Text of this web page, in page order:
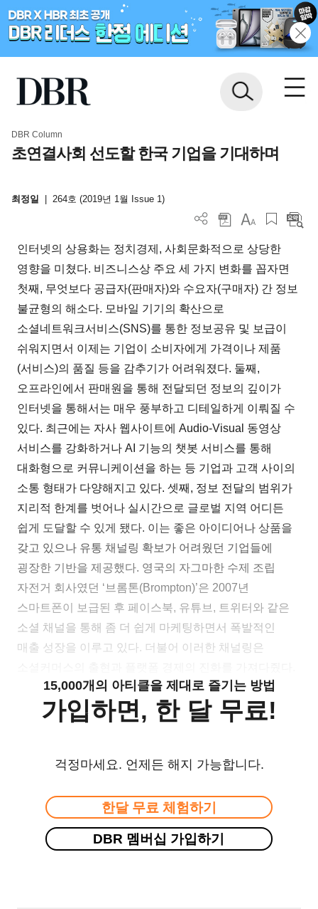
DBR Column
초연결사회 선도할 한국 기업을 기대하며
최정일 264호 (2019년 1월 Issue 1)
인터넷의 상용화는 정치경제, 사회문화적으로 상당한
영향을 미쳤다. 비즈니스상 주요 세 가지 변화를 꼽자면
첫째, 무엇보다 공급자(판매자)와 수요자(구매자) 간 정보
불균형의 해소다. 모바일 기기의 확산으로
소셜네트워크서비스(SNS)를 통한 정보공유 및 보급이
쉬워지면서 이제는 기업이 소비자에게 가격이나 제품
(서비스)의 품질 등을 감추기가 어려워졌다. 둘째,
오프라인에서 판매원을 통해 전달되던 정보의 깊이가
인터넷을 통해서는 매우 풍부하고 디테일하게 이뤄질 수
있다. 최근에는 자사 웹사이트에 Audio-Visual 동영상
서비스를 강화하거나 AI 기능의 챗봇 서비스를 통해
대화형으로 커뮤니케이션을 하는 등 기업과 고객 사이의
소통 형태가 다양해지고 있다. 셋째, 정보 전달의 범위가
지리적 한계를 벗어나 실시간으로 글로벌 지역 어디든
쉽게 도달할 수 있게 됐다. 이는 좋은 아이디어나 상품을
갖고 있으나 유통 채널링 확보가 어려웠던 기업들에
굉장한 기반을 제공했다. 영국의 자그마한 수제 조립
자전거 회사였던 ‘브롬톤(Brompton)’은 2007년
스마트폰이 보급된 후 페이스북, 유튜브, 트위터와 같은
소셜 채널을 통해 좀 더 쉽게 마케팅하면서 폭발적인
매출 성장을 이루고 있다. 더불어 이러한 채널링은
15,000개의 아티클을 제대로 즐기는 방법
가입하면, 한 달 무료!
걱정마세요. 언제든 해지 가능합니다.
한달 무료 체험하기
DBR 멤버십 가입하기